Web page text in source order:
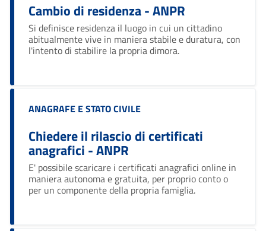
Cambio di residenza - ANPR
Si definisce residenza il luogo in cui un cittadino
abitualmente vive in maniera stabile e duratura, con
l'intento di stabilire la propria dimora.
Categoria:
ANAGRAFE E STATO CIVILE
Chiedere il rilascio di certificati
anagrafici - ANPR
E' possibile scaricare i certificati anagrafici online in
maniera autonoma e gratuita, per proprio conto o
per un componente della propria famiglia.